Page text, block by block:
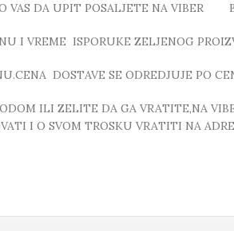
VAS DA UPIT POSALJETE NA VIBER
I VREME ISPORUKE ZELJENOG
DOSTAVE SE ODREDJUJE PO
ILI ZELITE DA GA VRATITE,NA
I O SVOM TROSKU VRATITI NA